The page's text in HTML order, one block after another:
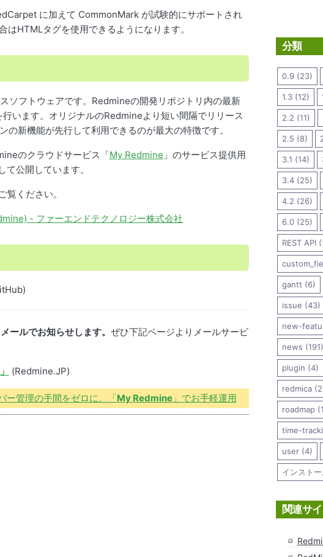
に加えて CommonMark が試験的にサポートされ
HTMLタグを使用できるようになります。
ソフトウェアです。Redmineの開発リポジトリ内の最新
います。オリジナルのRedmineより短い間隔でリリース
新機能が先行して利用できるのが最大の特徴です。
のクラウドサービス「My Redmine 」のサービス提供用
公開しています。
ください。
- ファーエンドテクノロジー株式会社
ールでお知らせします。 ぜひ下記ページよりメールサービ
(Redmine.JP)
ー管理の手間をゼロに。「My Redmine」でお手軽運用
分類
0.9 (23)
1.3 (12)
2.2 (11)
2.5 (8)
3.1 (14)
3.4 (25)
4.2 (26)
6.0 (25)
REST API
gantt (6)
issue (43)
new-
news (191)
plugin (4)
redmica
roadmap
time-
user (4)
インスト
関連サ